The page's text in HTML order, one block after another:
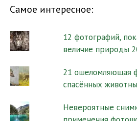
Самое интересное:
12 фотографий,
величие природы
21 ошеломляющая
спасённых
Невероятные